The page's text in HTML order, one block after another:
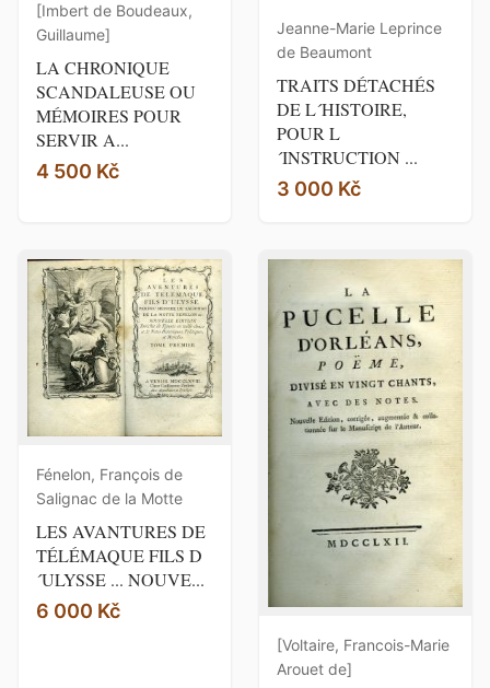
[Imbert de Boudeaux,
Guillaume]
LA CHRONIQUE
SCANDALEUSE OU
MÉMOIRES POUR
SERVIR A...
4 500 Kč
Jeanne-Marie Leprince
de Beaumont
TRAITS DÉTACHÉS
DE L´HISTOIRE,
POUR L
´INSTRUCTION ...
3 000 Kč
Fénelon, François de
Salignac de la Motte
LES AVANTURES DE
TÉLÉMAQUE FILS D
´ULYSSE ... NOUVE...
6 000 Kč
[Voltaire, Francois-Marie
Arouet de]